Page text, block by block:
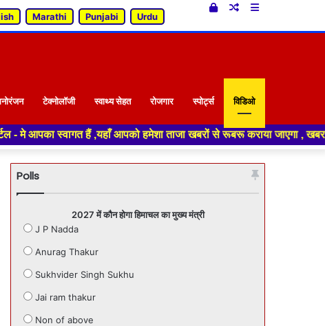
Marathi Punjabi Urdu
Sidebar
Random
Log
टेक्नोलॉजी स्वाथ्य सेहत रोजगार स्पोर्ट्स विडिओ
स्वागत हैं ,यहाँ आपको हमेशा ताजा खबरों से रूबरू कराया जाएगा , खबर ओर
Polls
2027 में कौन होगा हिमाचल का मुख्य मंत्री
J P Nadda
Anurag Thakur
Sukhvider Singh Sukhu
Jai ram thakur
Non of above